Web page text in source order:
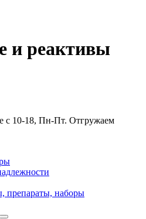
и реактивы
с 10-18, Пн-Пт. Отгружаем
препараты, наборы